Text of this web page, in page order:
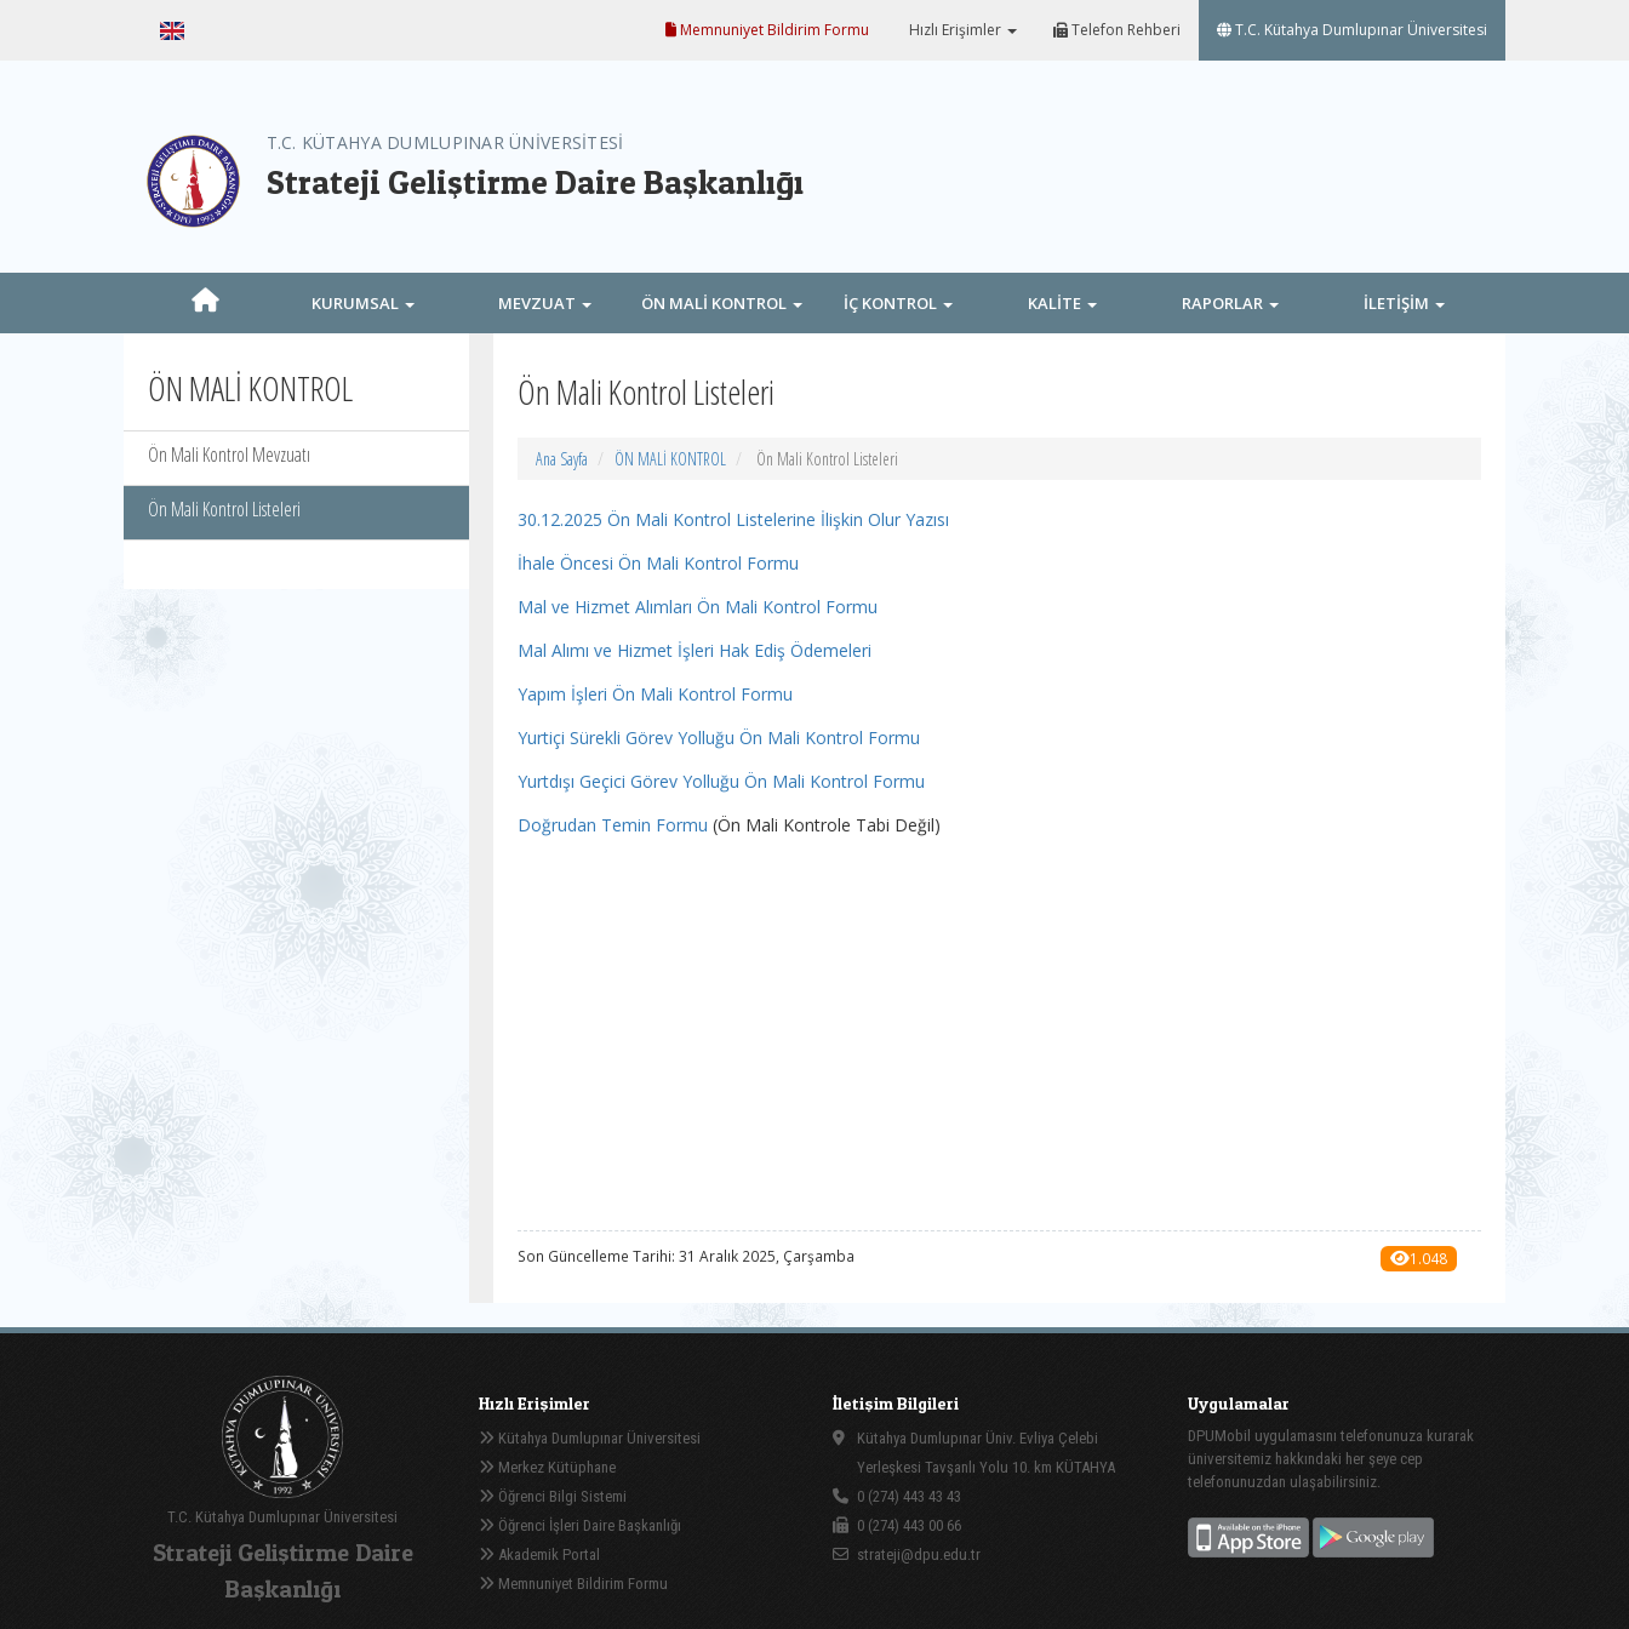
Memnuniyet Bildirim Formu Hızlı Erişimler Telefon Rehberi T.C. Kütahya Dumlupınar Üniversitesi
T.C. KÜTAHYA DUMLUPINAR ÜNİVERSİTESİ
Strateji Geliştirme Daire Başkanlığı
KURUMSAL MEVZUAT ÖN MALİ KONTROL İÇ KONTROL KALİTE RAPORLAR İLETİŞİM
ÖN MALİ KONTROL
Ön Mali Kontrol Mevzuatı
Ön Mali Kontrol Listeleri
Ön Mali Kontrol Listeleri
Ana Sayfa ÖN MALİ KONTROL Ön Mali Kontrol Listeleri
30.12.2025 Ön Mali Kontrol Listelerine İlişkin Olur Yazısı
İhale Öncesi Ön Mali Kontrol Formu
Mal ve Hizmet Alımları Ön Mali Kontrol Formu
Mal Alımı ve Hizmet İşleri Hak Ediş Ödemeleri
Yapım İşleri Ön Mali Kontrol Formu
Yurtiçi Sürekli Görev Yolluğu Ön Mali Kontrol Formu
Yurtdışı Geçici Görev Yolluğu Ön Mali Kontrol Formu
Doğrudan Temin Formu (Ön Mali Kontrole Tabi Değil)
Son Güncelleme Tarihi: 31 Aralık 2025, Çarşamba 1.048
T.C. Kütahya Dumlupınar Üniversitesi
Strateji Geliştirme Daire
Başkanlığı
Hızlı Erişimler
Kütahya Dumlupınar Üniversitesi
Merkez Kütüphane
Öğrenci Bilgi Sistemi
Öğrenci İşleri Daire Başkanlığı
Akademik Portal
Memnuniyet Bildirim Formu
İletişim Bilgileri
Kütahya Dumlupınar Üniv. Evliya Çelebi
Yerleşkesi Tavşanlı Yolu 10. km KÜTAHYA
0 (274) 443 43 43
0 (274) 443 00 66
strateji@dpu.edu.tr
Uygulamalar
DPUMobil uygulamasını telefonunuza kurarak
üniversitemiz hakkındaki her şeye cep
telefonunuzdan ulaşabilirsiniz.